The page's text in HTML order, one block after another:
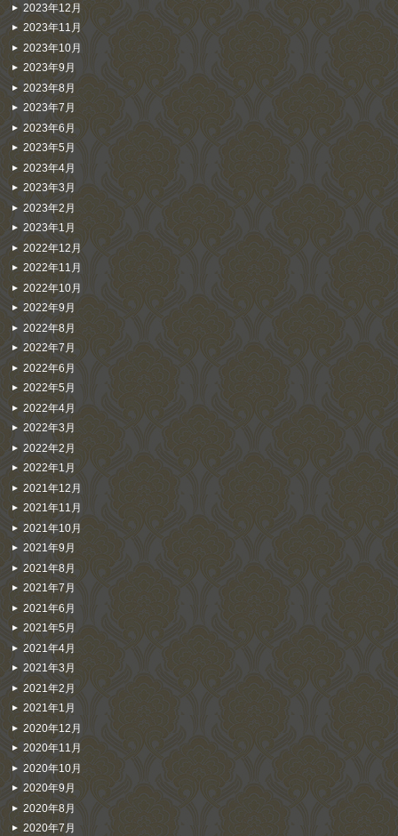
2023年12月
2023年11月
2023年10月
2023年9月
2023年8月
2023年7月
2023年6月
2023年5月
2023年4月
2023年3月
2023年2月
2023年1月
2022年12月
2022年11月
2022年10月
2022年9月
2022年8月
2022年7月
2022年6月
2022年5月
2022年4月
2022年3月
2022年2月
2022年1月
2021年12月
2021年11月
2021年10月
2021年9月
2021年8月
2021年7月
2021年6月
2021年5月
2021年4月
2021年3月
2021年2月
2021年1月
2020年12月
2020年11月
2020年10月
2020年9月
2020年8月
2020年7月